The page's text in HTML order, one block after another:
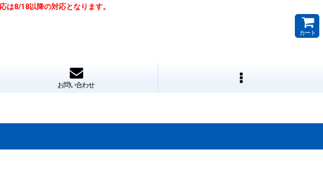
は8/18以降の対応となります。
カート
お問い合わせ